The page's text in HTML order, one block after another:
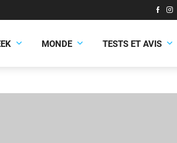
MONDE TESTS ET AVIS